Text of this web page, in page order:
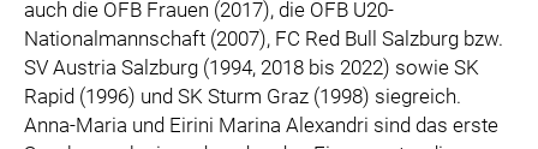
auch die ÖFB Frauen (2017), die ÖFB U20-
Nationalmannschaft (2007), FC Red Bull Salzburg bzw.
SV Austria Salzburg (1994, 2018 bis 2022) sowie SK
Rapid (1996) und SK Sturm Graz (1998) siegreich.
Anna-Maria und Eirini Marina Alexandri sind das erste